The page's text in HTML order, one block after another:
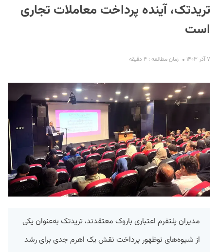
تریدتک، آینده پرداخت معاملات تجاری
است
۷ آذر ۱۴۰۳ زمان مطالعه : ۴ دقیقه
مدیران پلتفرم اعتباری باروک معتقدند، تریدتک به‌عنوان یکی
از شیوه‌های نوظهور پرداخت نقش یک اهرم جدی برای رشد